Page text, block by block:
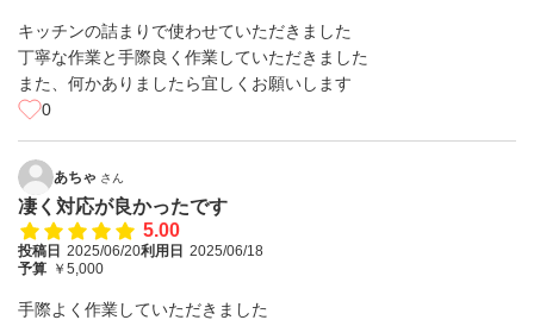
キッチンの詰まりで使わせていただきました
丁寧な作業と手際良く作業していただきました
また、何かありましたら宜しくお願いします
0
あちゃ さん
凄く対応が良かったです
5.00
投稿日 2025/06/20利用日 2025/06/18
予算 ￥5,000
手際よく作業していただきました